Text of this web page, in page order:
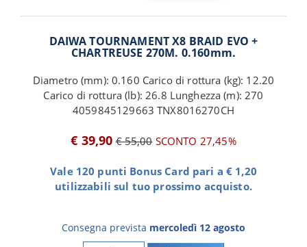
DAIWA TOURNAMENT X8 BRAID EVO +
CHARTREUSE 270M. 0.160mm.
Diametro (mm): 0.160 Carico di rottura (kg): 12.20
Carico di rottura (lb): 26.8 Lunghezza (m): 270
4059845129663 TNX8016270CH
€ 39,90 € 55,00SCONTO 27,45%
Vale 120 punti Bonus Card pari a € 1,20
utilizzabili sul tuo prossimo acquisto.
Consegna prevista mercoledì 12 agosto